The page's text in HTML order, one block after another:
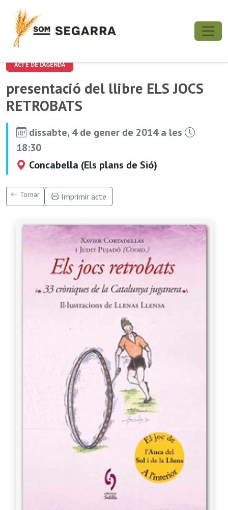
ACTE DE L'AGENDA
presentació del llibre ELS JOCS
RETROBATS
dissabte, 4 de gener de 2014 a les
18:30
Concabella (Els plans de Sió)
Tornar Imprimir acte